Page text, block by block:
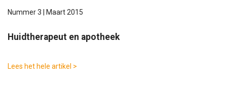
Nummer 3 | Maart 2015
Huidtherapeut en apotheek
Lees het hele artikel >